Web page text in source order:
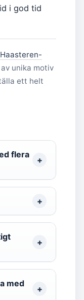
i god tid
unika motiv
ett helt
flera
med